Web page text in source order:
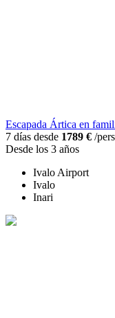
Escapada Ártica en
7 días desde 1789 € /
Desde los 3 años
Ivalo Airport
Ivalo
Inari